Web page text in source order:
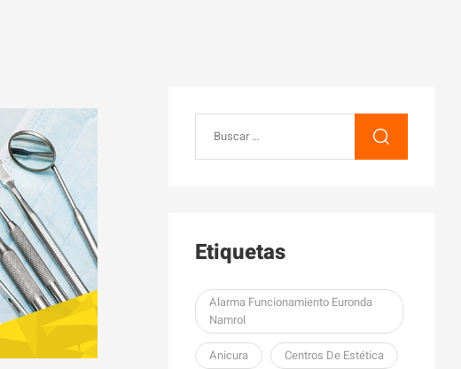
Etiquetas
Alarma Funcionamiento Euronda
Namrol
Anicura Centros De Estética